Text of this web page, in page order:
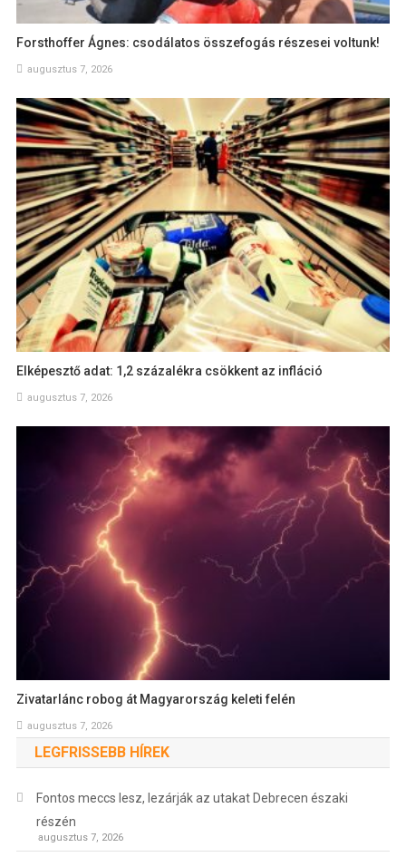
Forsthoffer Ágnes: csodálatos összefogás részesei voltunk!
augusztus 7, 2026
Elképesztő adat: 1,2 százalékra csökkent az infláció
augusztus 7, 2026
Zivatarlánc robog át Magyarország keleti felén
augusztus 7, 2026
LEGFRISSEBB HÍREK
Fontos meccs lesz, lezárják az utakat Debrecen északi
részén
augusztus 7, 2026